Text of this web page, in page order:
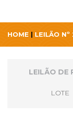
HOME | LEILÃO Nº
LEILÃO DE
LOTE